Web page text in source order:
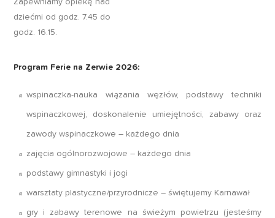
Zapewniamy opiekę nad
dziećmi od godz. 7.45 do
godz. 16.15.
Program Ferie na Zerwie 2026:
wspinaczka-nauka wiązania węzłów, podstawy techniki
wspinaczkowej, doskonalenie umiejętności, zabawy oraz
zawody wspinaczkowe – każdego dnia
zajęcia ogólnorozwojowe – każdego dnia
podstawy gimnastyki i jogi
warsztaty plastyczne/przyrodnicze – świętujemy Karnawał
gry i zabawy terenowe na świeżym powietrzu (jesteśmy